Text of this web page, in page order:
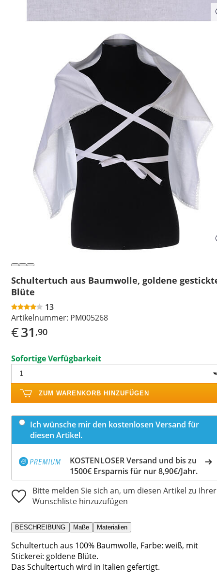
Schultertuch aus Baumwolle, goldene
Blüte
13
Artikelnummer: PM005268
€31 ,90
Sofortige Verfügbarkeit
ZUM WARENKORB HINZUFÜGEN
Ich wünsche mir den kostenlosen Versand für
diesen Artikel.
KOSTENLOSER Versand und bis zu
1500€ Ersparnis für nur 8,90€/Jahr.
Bitte melden Sie sich an, um diesen Artikel zu Ihrer
Wunschliste hinzuzufügen
BESCHREIBUNG Maße Materialien
Schultertuch aus 100% Baumwolle, Farbe: weiß, mit
Stickerei: goldene Blüte.
Das Schultertuch wird in Italien gefertigt.